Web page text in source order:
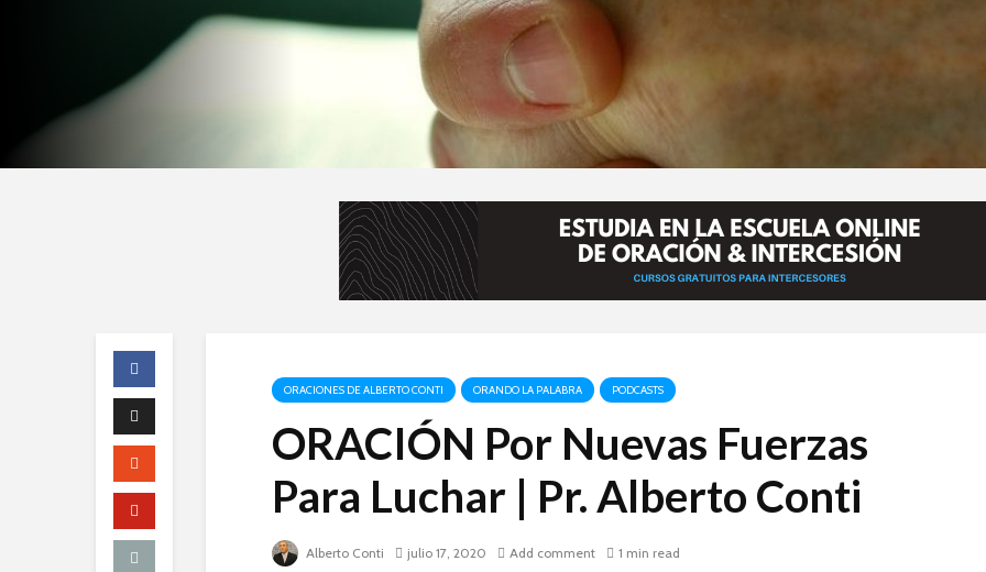
ORACIONES DE ALBERTO CONTI ORANDO LA PALABRA PODCASTS
ORACIÓN Por Nuevas Fuerzas
Para Luchar | Pr. Alberto Conti
Alberto Conti julio 17, 2020 Add comment 1 min read